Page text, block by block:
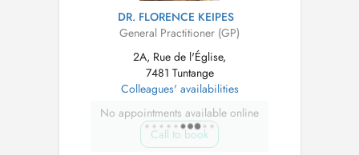
DR. FLORENCE KEIPES
General Practitioner (GP)
2A, Rue de l'Église,
7481 Tuntange
Colleagues' availabilities
No appointments available online
Call to book